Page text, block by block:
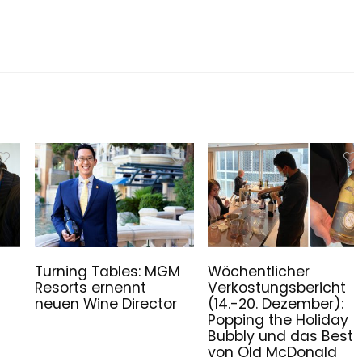
Turning Tables: MGM
Resorts ernennt
neuen Wine Director
Wöchentlicher
Verkostungsbericht
(14.-20. Dezember):
Popping the Holiday
Bubbly und das
von Old McDonald